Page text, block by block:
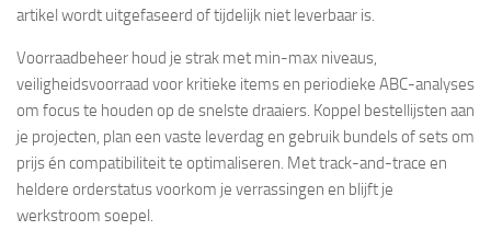
artikel wordt uitgefaseerd of tijdelijk niet leverbaar is.
Voorraadbeheer houd je strak met min-max niveaus,
veiligheidsvoorraad voor kritieke items en periodieke ABC-analyses
om focus te houden op de snelste draaiers. Koppel bestellijsten aan
je projecten, plan een vaste leverdag en gebruik bundels of sets om
prijs én compatibiliteit te optimaliseren. Met track-and-trace en
heldere orderstatus voorkom je verrassingen en blijft je
werkstroom soepel.